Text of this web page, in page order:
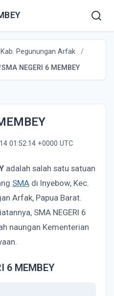
Kab. Pegunungan Arfak
SMA NEGERI 6 MEMBEY
01:52:14 +0000 UTC
adalah salah satu satuan
SMA di Inyebow, Kec.
Arfak, Papua Barat.
SMA NEGERI 6
naungan Kementerian
6 MEMBEY